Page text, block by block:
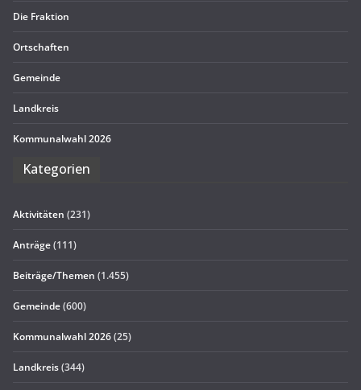
Die Frak­tion
Ort­schaf­ten
Gemeinde
Land­kreis
Kom­mu­nal­wahl 2026
Kate­go­rien
Aktivitäten (231)
Anträge(111)
Beiträge/Themen (1.455)
Gemeinde(600)
Kommunalwahl 2026(25)
Landkreis(344)